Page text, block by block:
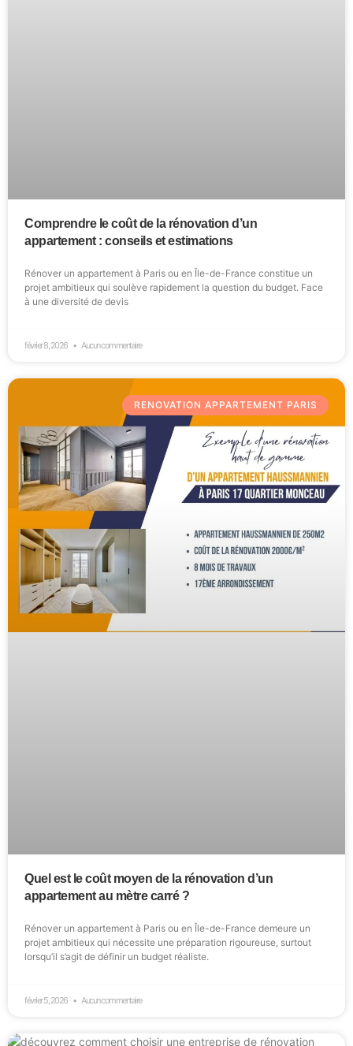
Comprendre le coût de la rénovation d’un
appartement : conseils et estimations
Rénover un appartement à Paris ou en Île-de-France constitue un
projet ambitieux qui soulève rapidement la question du budget. Face
à une diversité de devis
février 8, 2026 Aucun commentaire
RENOVATION APPARTEMENT PARIS
Quel est le coût moyen de la rénovation d’un
appartement au mètre carré ?
Rénover un appartement à Paris ou en Île-de-France demeure un
projet ambitieux qui nécessite une préparation rigoureuse, surtout
lorsqu’il s’agit de définir un budget réaliste.
février 5, 2026 Aucun commentaire